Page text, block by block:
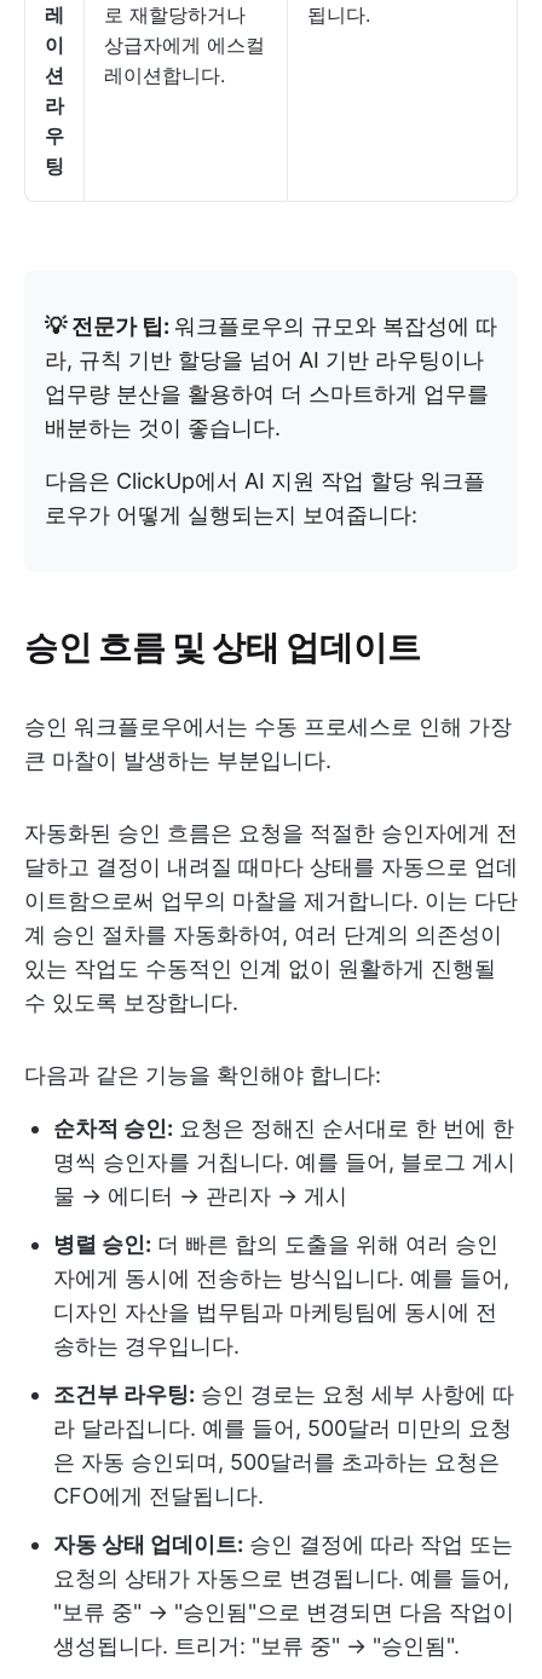
레
이
션
라
우
팅
로 재할당하거나
상급자에게 에스컬
레이션합니다.
됩니다.
💡 전문가 팁: 워크플로우의 규모와 복잡성에 따
라, 규칙 기반 할당을 넘어 AI 기반 라우팅이나
업무량 분산을 활용하여 더 스마트하게 업무를
배분하는 것이 좋습니다.
다음은 ClickUp에서 AI 지원 작업 할당 워크플
로우가 어떻게 실행되는지 보여줍니다:
승인 흐름 및 상태 업데이트
승인 워크플로우에서는 수동 프로세스로 인해 가장
큰 마찰이 발생하는 부분입니다.
자동화된 승인 흐름은 요청을 적절한 승인자에게 전
달하고 결정이 내려질 때마다 상태를 자동으로 업데
이트함으로써 업무의 마찰을 제거합니다. 이는 다단
계 승인 절차를 자동화하여, 여러 단계의 의존성이
있는 작업도 수동적인 인계 없이 원활하게 진행될
수 있도록 보장합니다.
다음과 같은 기능을 확인해야 합니다:
순차적 승인: 요청은 정해진 순서대로 한 번에 한
명씩 승인자를 거칩니다. 예를 들어, 블로그 게시
물 → 에디터 → 관리자 → 게시
병렬 승인: 더 빠른 합의 도출을 위해 여러 승인
자에게 동시에 전송하는 방식입니다. 예를 들어,
디자인 자산을 법무팀과 마케팅팀에 동시에 전
송하는 경우입니다.
조건부 라우팅: 승인 경로는 요청 세부 사항에 따
라 달라집니다. 예를 들어, 500달러 미만의 요청
은 자동 승인되며, 500달러를 초과하는 요청은
CFO에게 전달됩니다.
자동 상태 업데이트: 승인 결정에 따라 작업 또는
요청의 상태가 자동으로 변경됩니다. 예를 들어,
"보류 중" → "승인됨"으로 변경되면 다음 작업이
생성됩니다. 트리거: "보류 중" → "승인됨".